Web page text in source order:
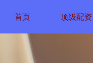
首页 顶级配资